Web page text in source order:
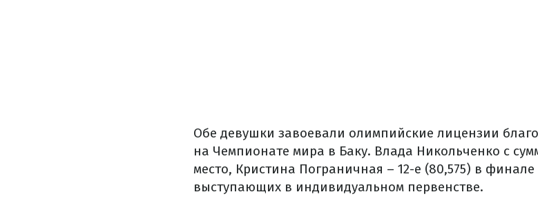
Обе девушки завоевали олимпийские лицензии
на Чемпионате мира в Баку. Влада Никольченко с
место, Кристина Пограничная – 12-е (80,575) в
выступающих в индивидуальном первенстве.